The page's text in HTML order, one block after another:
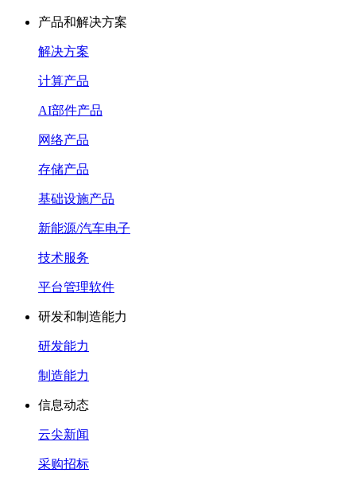
产品和解决方案
解决方案
计算产品
AI部件产品
网络产品
存储产品
基础设施产品
新能源/汽车电子
技术服务
平台管理软件
研发和制造能力
研发能力
制造能力
信息动态
云尖新闻
采购招标